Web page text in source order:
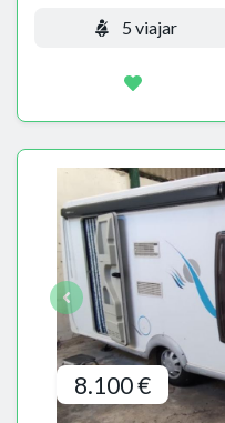
5 viajar
8.100 €